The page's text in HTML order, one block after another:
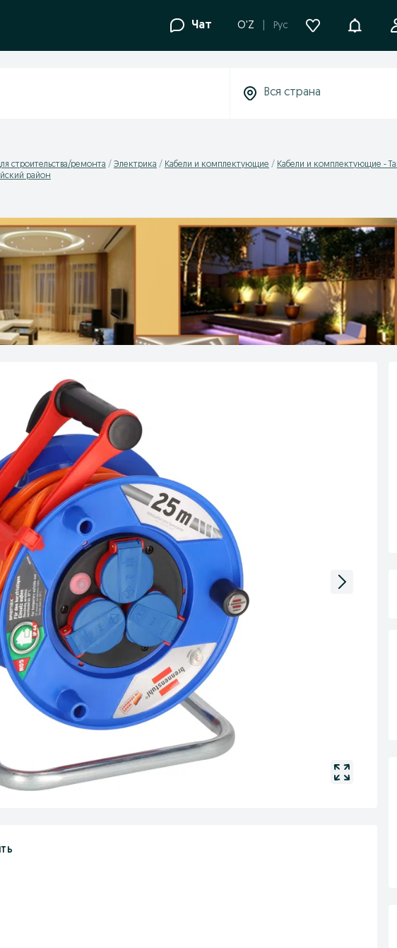
Чат O'Z Рус
строительства/ремонта Электрика Кабели и комплектующие Кабели и комплектующие -
район